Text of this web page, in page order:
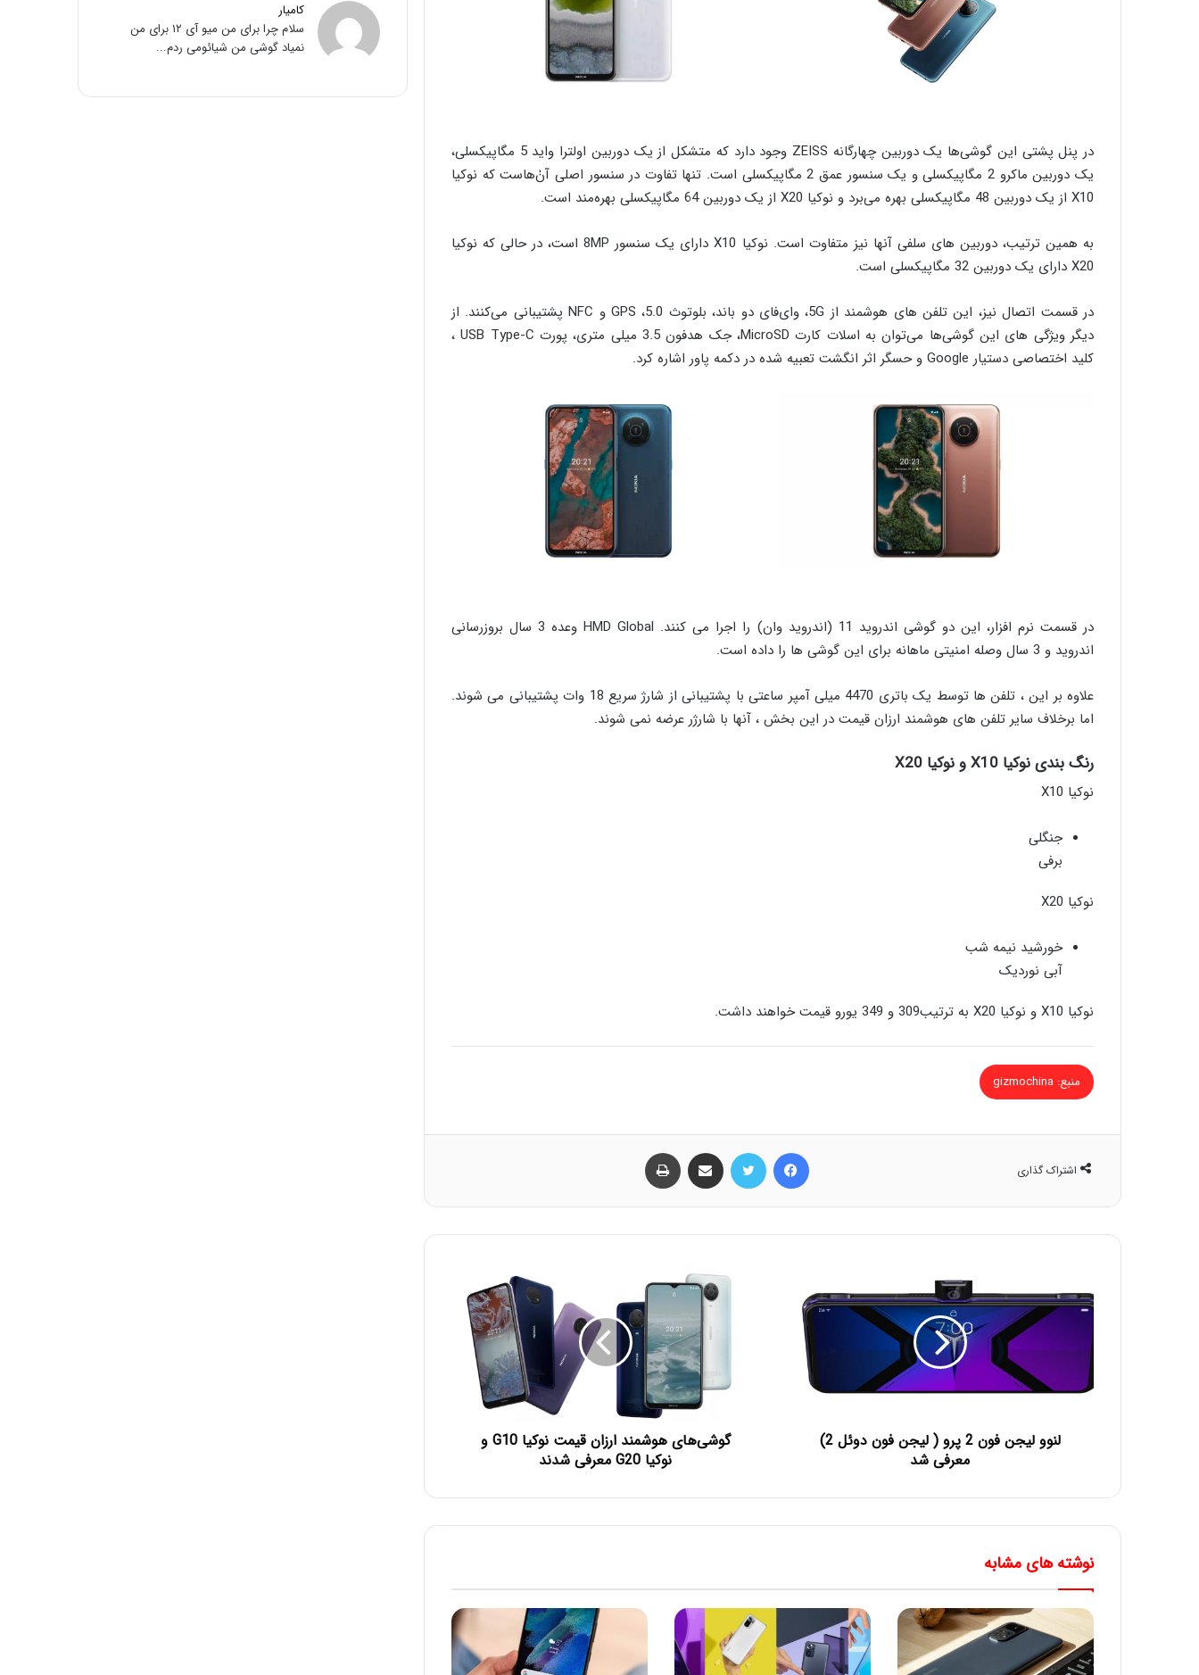
در پنل پشتی این گوشی‌ها یک دوربین چهارگانه ZEISS وجود دارد که متشکل از یک دوربین اولترا واید 5 مگاپیکسلی،
یک دوربین ماکرو 2 مگاپیکسلی و یک سنسور عمق 2 مگاپیکسلی است. تنها تفاوت در سنسور اصلی آنٰ‌هاست که نوکیا
X10 از یک دوربین 48 مگاپیکسلی بهره می‌برد و نوکیا X20 از یک دوربین 64 مگاپیکسلی بهره‌مند است.
به همین ترتیب، دوربین های سلفی آنها نیز متفاوت است. نوکیا X10 دارای یک سنسور 8MP است، در حالی که نوکیا
X20 دارای یک دوربین 32 مگاپیکسلی است.
در قسمت اتصال نیز، این تلفن های هوشمند از 5G، وای‌فای دو باند، بلوتوث 5.0، GPS و NFC پشتیبانی می‌کنند. از
دیگر ویژگی های این گوشی‌ها می‌توان به اسلات کارت MicroSD، جک هدفون 3.5 میلی متری، پورت USB Type-C ،
کلید اختصاصی دستیار Google و حسگر اثر انگشت تعبیه شده در دکمه پاور اشاره کرد.
در قسمت نرم افزار، این دو گوشی اندروید 11 (اندروید وان) را اجرا می کنند. HMD Global وعده 3 سال بروزرسانی
اندروید و 3 سال وصله امنیتی ماهانه برای این گوشی ها را داده است.
علاوه بر این ، تلفن ها توسط یک باتری 4470 میلی آمپر ساعتی با پشتیبانی از شارژ سریع 18 وات پشتیبانی می شوند.
اما برخلاف سایر تلفن های هوشمند ارزان قیمت در این بخش ، آنها با شارژر عرضه نمی شوند.
رنگ بندی نوکیا X10 و نوکیا X20
نوکیا X10
جنگلی
برفی
نوکیا X20
خورشید نیمه شب
آبی نوردیک
نوکیا X10 و نوکیا X20 به ترتیب309 و 349 یورو قیمت خواهند داشت.
منبع: gizmochina
اشتراک گذاری
لنوو لیجن فون 2 پرو ( لیجن فون دوئل 2)
معرفی شد
گوشی‌های هوشمند ارزان قیمت نوکیا G10 و
نوکیا G20 معرفی شدند
نوشته های مشابه
کامیار
سلام چرا برای من میو آی ۱۲ برای من
نمیاد گوشی من شیائومی ردم...